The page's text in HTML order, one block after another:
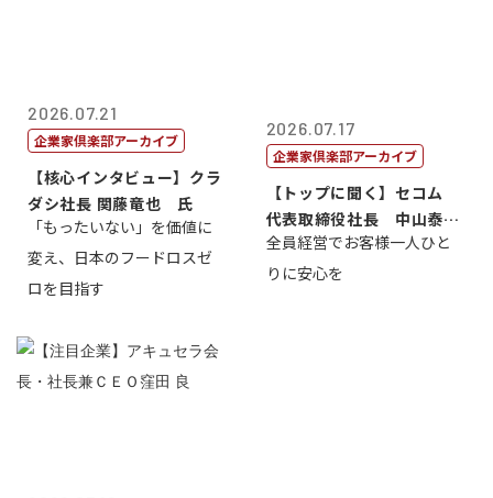
2026.07.21
企業家倶楽部アーカイブ
【核心インタビュー】クラ
ダシ社長 関藤竜也 氏
「もったいない」を価値に
変え、日本のフードロスゼ
ロを目指す
2026.07.17
企業家倶楽部アーカイブ
【トップに聞く】セコム
代表取締役社長 中山泰
男
全員経営でお客様一人ひと
りに安心を